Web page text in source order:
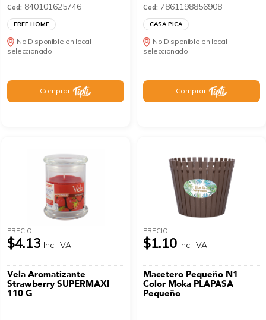
Cod: 840101625746
FREE HOME
No Disponible en local
seleccionado
Comprar
Cod: 7861198856908
CASA PICA
No Disponible en local
seleccionado
Comprar
PRECIO
$4.13 Inc. IVA
Vela Aromatizante
Strawberry SUPERMAXI
110 G
PRECIO
$1.10 Inc. IVA
Macetero Pequeño N1
Color Moka PLAPASA
Pequeño